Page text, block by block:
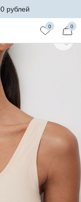
рублей
0 0